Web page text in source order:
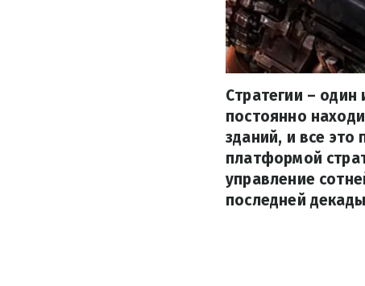
Стратегии –
постоянно
зданий, и все это
платформой
управление
последней